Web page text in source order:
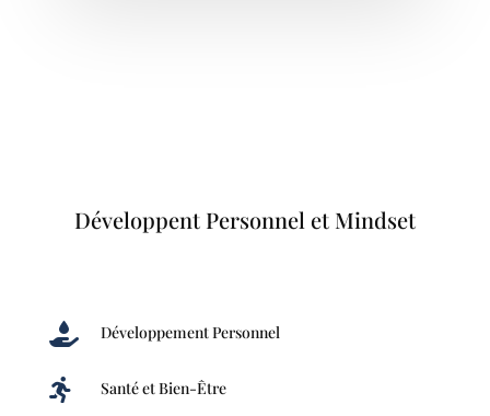
Développent Personnel et Mindset
 Développement Personnel
 Santé et Bien-Être